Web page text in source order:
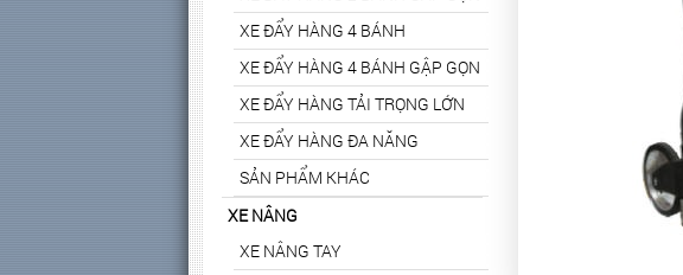
XE ĐẨY HÀNG 4 BÁNH
XE ĐẨY HÀNG 4 BÁNH GẬP GỌN
XE ĐẨY HÀNG TẢI TRỌNG LỚN
XE ĐẨY HÀNG ĐA NĂNG
SẢN PHẨM KHÁC
XE NÂNG
XE NÂNG TAY